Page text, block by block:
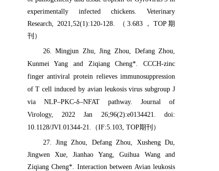
experimentally infected chickens. Veterinary
Research, 2021,52(1):120-128.
（3.683 ， TOP期
刊）
26. Mingjun Zhu, Jing Zhou, Defang Zhou,
Kunmei Yang and Ziqiang Cheng*. CCCH-zinc
finger antiviral protein relieves immunosuppression
of T cell induced by avian leukosis virus subgroup J
via NLP–PKC-δ–NFAT pathway. Journal of
Virology, 2022 Jan 26;96(2):e0134421.doi:
10.1128/JVI.01344-21. （IF:5.103, TOP期刊）
27. Jing Zhou, Defang Zhou, Xusheng Du,
Jingwen Xue, Jianhao Yang, Guihua Wang and
Ziqiang Cheng*. Interaction between Avian leukosis